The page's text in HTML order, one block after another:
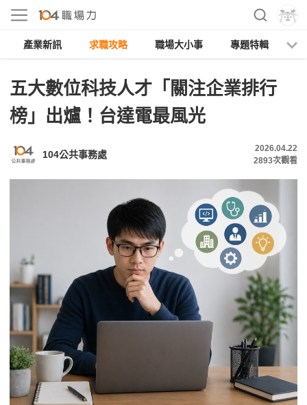
產業新訊 求職攻略 職場大小事 專題特輯
五大數位科技人才「關注企業排行
榜」出爐！台達電最風光
104公共事務處
2026.04.22
2893次觀看